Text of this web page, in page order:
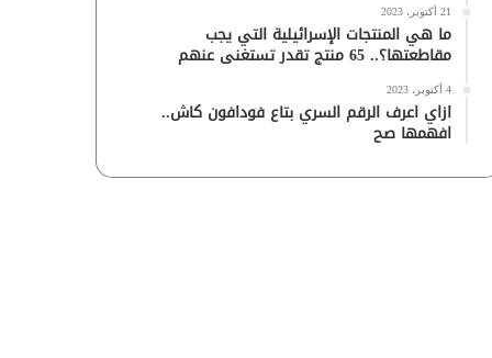
21 أكتوبر، 2023
ما هي المنتجات الإسرائيلية التي يجب
مقاطعتها؟.. 65 منتج تقدر تستغنى عنهم
4 أكتوبر، 2023
ازاي اعرف الرقم السري بتاع فودافون كاش..
افهمها صح